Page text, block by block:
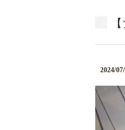
2024/